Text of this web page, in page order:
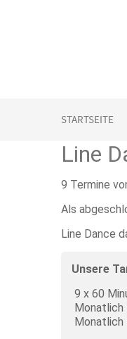
STARTSEITE
Line
9 Termine
Als
Line Dance
Unsere
9 x 60
Monatlich
Monatlich